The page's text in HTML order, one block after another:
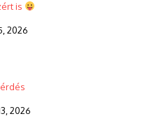
is
2026
2026